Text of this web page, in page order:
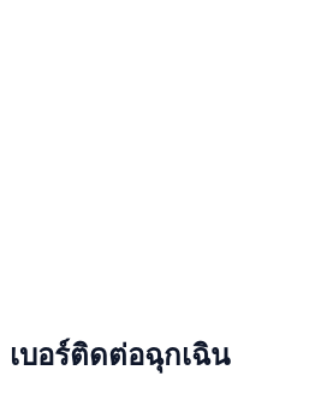
เบอร์ติดต่อฉุกเฉิน